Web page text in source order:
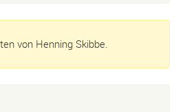
von Henning Skibbe.